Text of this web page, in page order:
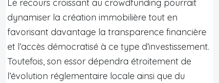
Le recours croissant au crowdfunding pourrait
dynamiser la création immobilière tout en
favorisant davantage la transparence financière
et l’accès démocratisé à ce type d’investissement.
Toutefois, son essor dépendra étroitement de
l’évolution réglementaire locale ainsi que du